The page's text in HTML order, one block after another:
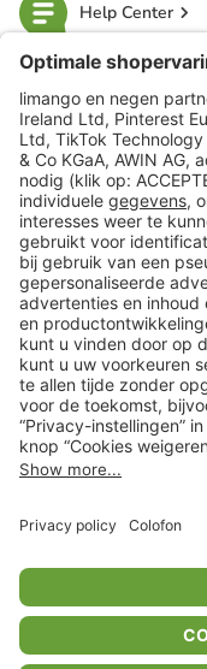
In
Help Center
limango
Veilig winkelen
Klantenservice
Shop
Acties